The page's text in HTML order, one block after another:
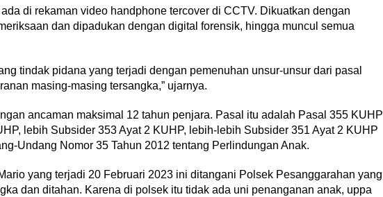
di rekaman video handphone tercover di CCTV. Dikuatkan dengan
dan dipadukan dengan digital forensik, hingga muncul semua
tindak pidana yang terjadi dengan pemenuhan unsur-unsur dari pasal
masing-masing tersangka,” ujarnya.
ancaman maksimal 12 tahun penjara. Pasal itu adalah Pasal 355 KUHP
lebih Subsider 353 Ayat 2 KUHP, lebih-lebih Subsider 351 Ayat 2 KUHP
Undang Nomor 35 Tahun 2012 tentang Perlindungan Anak.
yang terjadi 20 Februari 2023 ini ditangani Polsek Pesanggarahan yang
dan ditahan. Karena di polsek itu tidak ada uni penanganan anak, uppa